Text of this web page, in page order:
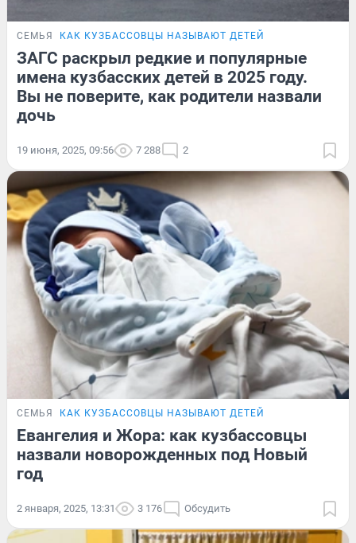
СЕМЬЯ КАК КУЗБАССОВЦЫ НАЗЫВАЮТ ДЕТЕЙ
ЗАГС раскрыл редкие и популярные
имена кузбасских детей в 2025 году.
Вы не поверите, как родители назвали
дочь
19 июня, 2025, 09:56 7 288 2
СЕМЬЯ КАК КУЗБАССОВЦЫ НАЗЫВАЮТ ДЕТЕЙ
Евангелия и Жора: как кузбассовцы
назвали новорожденных под Новый
год
2 января, 2025, 13:31 3 176 Обсудить